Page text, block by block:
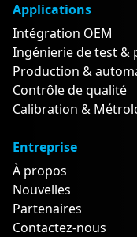
Applications
Intégration OEM
Ingénierie de test &
Production &
Contrôle de qualité
Calibration &
Entreprise
À propos
Nouvelles
Partenaires
Contactez-nous